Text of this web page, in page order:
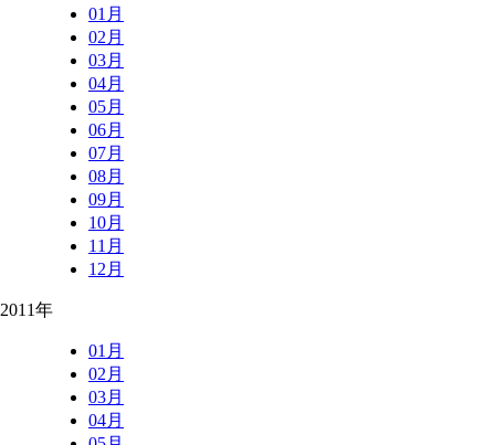
01月
02月
03月
04月
05月
06月
07月
08月
09月
10月
11月
12月
2011年
01月
02月
03月
04月